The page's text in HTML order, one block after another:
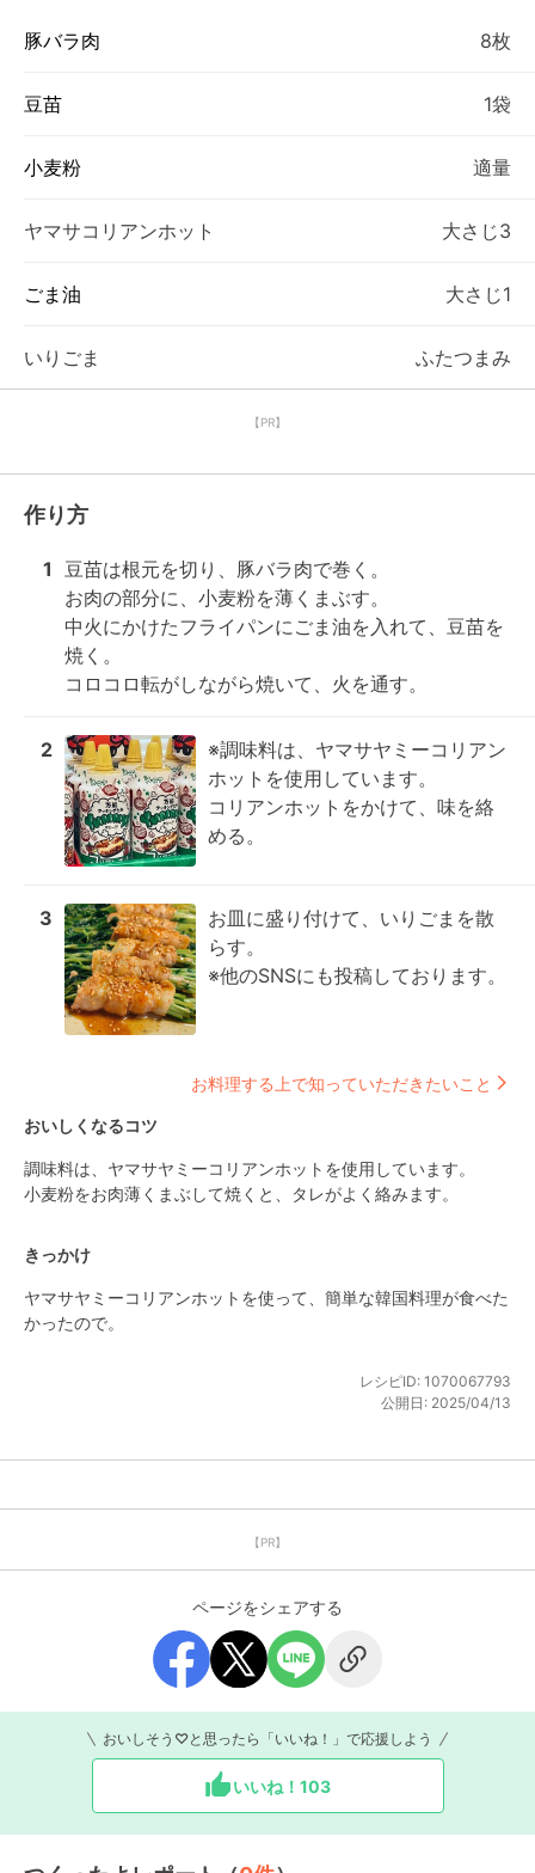
豚バラ肉 8枚
豆苗 1袋
小麦粉 適量
ヤマサコリアンホット 大さじ3
ごま油 大さじ1
いりごま ふたつまみ
【PR】
作り方
1 豆苗は根元を切り、豚バラ肉で巻く。
お肉の部分に、小麦粉を薄くまぶす。
中火にかけたフライパンにごま油を入れて、豆苗を
焼く。
コロコロ転がしながら焼いて、火を通す。
2
※調味料は、ヤマサヤミーコリアン
ホットを使用しています。
コリアンホットをかけて、味を絡
める。
3
お皿に盛り付けて、いりごまを散
らす。
※他のSNSにも投稿しております。
お料理する上で知っていただきたいこと
おいしくなるコツ
調味料は、ヤマサヤミーコリアンホットを使用しています。
小麦粉をお肉薄くまぶして焼くと、タレがよく絡みます。
きっかけ
ヤマサヤミーコリアンホットを使って、簡単な韓国料理が食べた
かったので。
レシピID: 1070067793
公開日: 2025/04/13
【PR】
ページをシェアする
おいしそう♡と思ったら「いいね！」で応援しよう
いいね！ 103